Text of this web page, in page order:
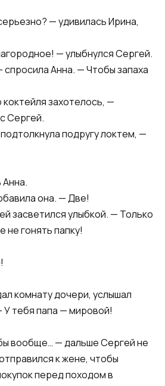
— удивилась Ирина,
— улыбнулся Сергей.
Анна. — Чтобы запаха
захотелось, —
Сергей.
подругу локтем, —
она. — Две!
засветился улыбкой. — Только
гонять папку!
комнату дочери, услышал
У тебя папа — мировой!
вообще… — дальше Сергей не
к жене, чтобы
перед походом в